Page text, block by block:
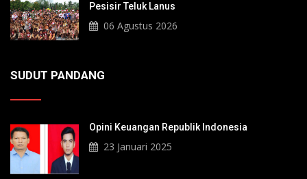
Pesisir Teluk Lanus
06 Agustus 2026
SUDUT PANDANG
Opini Keuangan Republik Indonesia
23 Januari 2025